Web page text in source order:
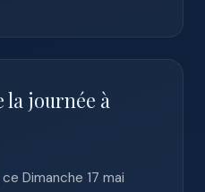
la journée à
Dimanche 17 mai